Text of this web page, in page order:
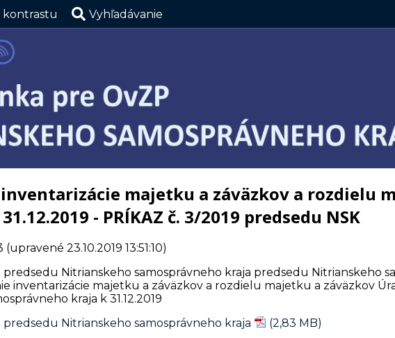
kontrastu Vyhľadávanie
majetku a záväzkov a rozdielu
- PRÍKAZ č. 3/2019 predsedu NSK
(upravené 23.10.2019 13:51:10)
predsedu Nitrianskeho samosprávneho kraja predsedu Nitrianskeho
inventarizácie majetku a záväzkov a rozdielu majetku a záväzkov
kraja k 31.12.2019
predsedu Nitrianskeho samosprávneho kraja